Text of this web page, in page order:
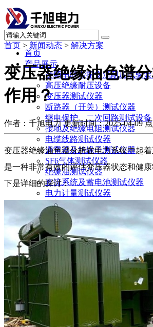
首页
产品展示
变频串联谐振交流耐压试验
高压绝缘耐压设备
变压器测试仪器
断路器（开关）测试仪器
继电保护、二次回路测试设备
接地及绝缘电阻测试仪器
电缆线路测试仪器
避雷器及绝缘子测试仪器
SF6气体测试仪器
绝缘油测试仪器
直流系统及蓄电池测试仪器
电力计量测试仪器
局部放电测试仪器
承试升资质试验设备
其他
新闻动态
公司动态
行业资讯
解决方案
产品案例
指导书
培训方案
实用工具
首页 > 新闻动态 > 解决方案
变压器绝缘油色谱
作用？
作者：千旭电力 更新时间：2025-04-09
变压器绝缘油色谱分析在电力系统中起
是一种非常有效的评估变压器状态和健
下是详细的探讨：